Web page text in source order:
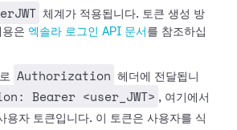
체계가 적용됩니다. 토큰 생성 방
은 엑솔라 로그인 API 문서 를 참조하십
Authorization
헤더에 전달됩니
Bearer <user_JWT> , 여기에서
용자 토큰입니다. 이 토큰은 사용자를 식